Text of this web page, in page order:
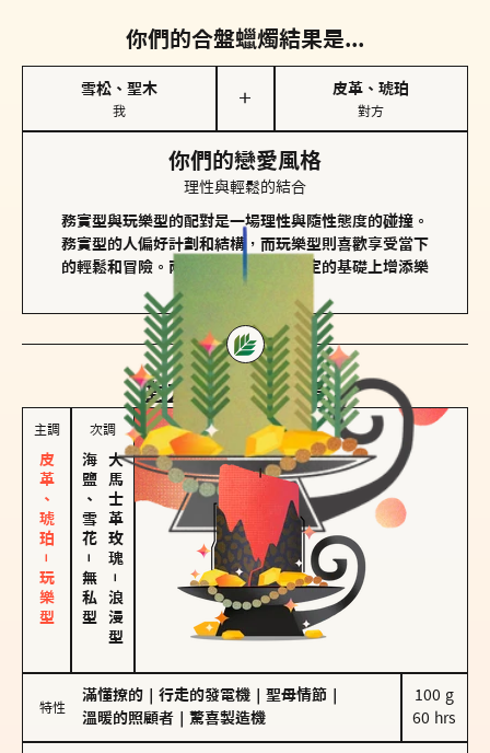
你們的合盤蠟燭結果是...
雪松、聖木
我
＋
皮革、琥珀
對方
你們的戀愛風格
理性與輕鬆的結合
務實型與玩樂型的配對是一場理性與隨性態度的碰撞。
務實型的人偏好計劃和結構，而玩樂型則喜歡享受當下
的輕鬆和冒險。兩者的關係能夠在穩定的基礎上增添樂
對方 的主調蠟燭是...
主調
皮革、琥珀－玩樂型
次調
海鹽、雪花
－
無私型
大馬士革玫瑰
－
浪漫型
特性
滿懂撩的 行走的發電機 聖母情節
溫暖的照顧者
驚喜製造機
100 g
60 hrs